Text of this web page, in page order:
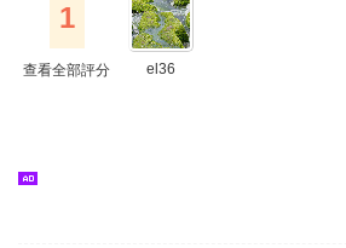
1
查看全部評分 el36